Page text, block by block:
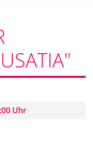
Uhr